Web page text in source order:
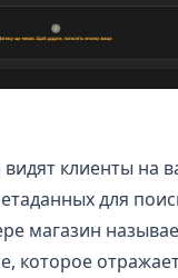
клиенты на
для
магазин
которое